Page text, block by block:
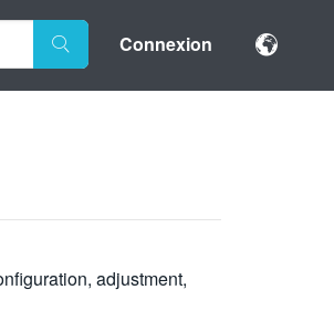
Connexion
adjustment,